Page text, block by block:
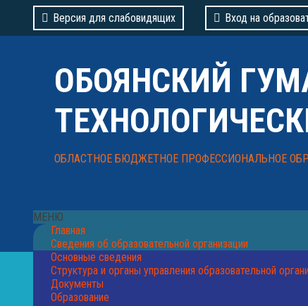
Версия для слабовидящих Вход на
ОБОЯНСКИЙ
ОБЛАСТНОЕ БЮДЖЕТНОЕ ПРОФЕССИОНАЛЬНОЕ
МЕНЮ
Главная
Сведения об образовательной организации
Основные сведения
Структура и органы управления образовательной
Документы
Образование